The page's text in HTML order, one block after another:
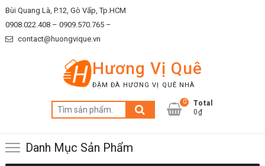
Skip
to
content
Bùi Quang Là, P.12, Gò Vấp, Tp.HCM
0908.022.408 – 0909.570.765 –
contact@huongvique.vn
Hương Vị Quê
ĐẬM ĐÀ HƯƠNG VỊ QUÊ NHÀ
Tìm
kiếm:
0
Total
0₫
Danh Mục Sản Phẩm